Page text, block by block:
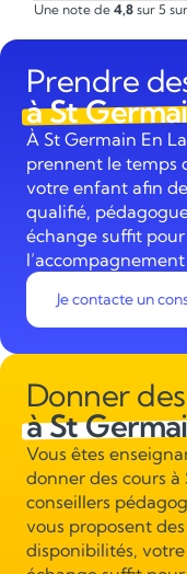
Une note de 4,8sur 5
Prendre
à St
À St Germain En
prennent le temps
votre enfant afin
qualifié,
échange suffit
Je contacte un
Donner
à St
Vous êtes
donner des cours à
conseillers
vous proposent
disponibilités,